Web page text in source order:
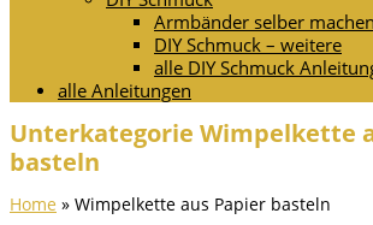
Armbänder selber machen
DIY Schmuck – weitere
alle DIY Schmuck
alle Anleitungen
Unterkategorie Wimpelkette
basteln
Home » Wimpelkette aus Papier basteln